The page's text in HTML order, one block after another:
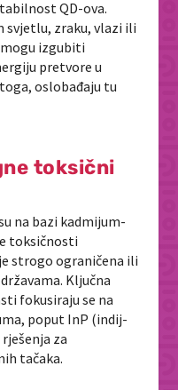
QD-ova.
svjetlu, zraku, vlazi ili
izgubiti
pretvore u
oslobađaju tu
toksični
na bazi kadmijum-
toksičnosti
strogo ograničena ili
Ključna
fokusiraju se na
poput InP (indij-
za
tačaka.